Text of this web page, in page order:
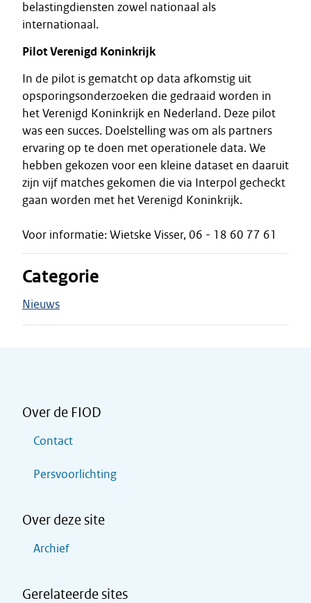
belastingdiensten zowel nationaal als
internationaal.
Pilot Verenigd Koninkrijk
In de pilot is gematcht op data afkomstig uit
opsporingsonderzoeken die gedraaid worden in
het Verenigd Koninkrijk en Nederland. Deze pilot
was een succes. Doelstelling was om als partners
ervaring op te doen met operationele data. We
hebben gekozen voor een kleine dataset en daaruit
zijn vijf matches gekomen die via Interpol gecheckt
gaan worden met het Verenigd Koninkrijk.
Voor informatie: Wietske Visser, 06 - 18 60 77 61
Categorie
Nieuws
Over de FIOD
Contact
Persvoorlichting
Over deze site
Archief
Gerelateerde sites